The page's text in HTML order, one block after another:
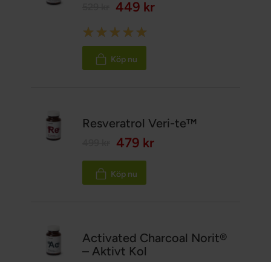
449 kr
Rating:
98%
Köp nu
Resveratrol Veri-te™
479 kr
Köp nu
Activated Charcoal Norit®
– Aktivt Kol